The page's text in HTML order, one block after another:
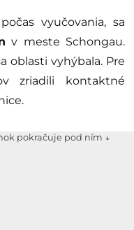
vyučovania, sa
v meste Schongau.
oblasti vyhýbala. Pre
zriadili kontaktné
pokračuje pod ním ↓